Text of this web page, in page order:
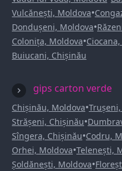
Vulcănești, Moldova•
Dondușeni, Moldova•
Colonița, Moldova•
Buiucani, Chișinău
gips carton verde
Chișinău, Moldova•
Strășeni, Chișinău•
Sîngera, Chișinău•Codru,
Orhei, Moldova•Telenești,
Șoldănești, Moldova•